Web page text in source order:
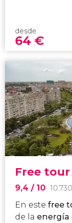
desde
64 €
Free
9,4 / 10
En este free
de la energía